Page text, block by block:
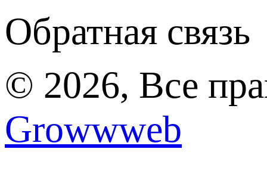
Обратная связь
© 2026, Все
Growwweb